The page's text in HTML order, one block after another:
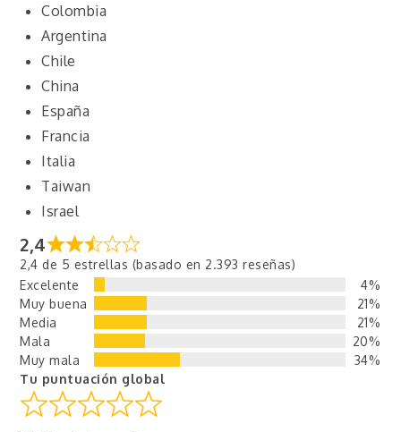
Colombia
Argentina
Chile
China
España
Francia
Italia
Taiwan
Israel
2,4
2,4 de 5 estrellas (basado en 2.393 reseñas)
Excelente
4%
Muy buena
21%
Media
21%
Mala
20%
Muy mala
34%
Tu puntuación global